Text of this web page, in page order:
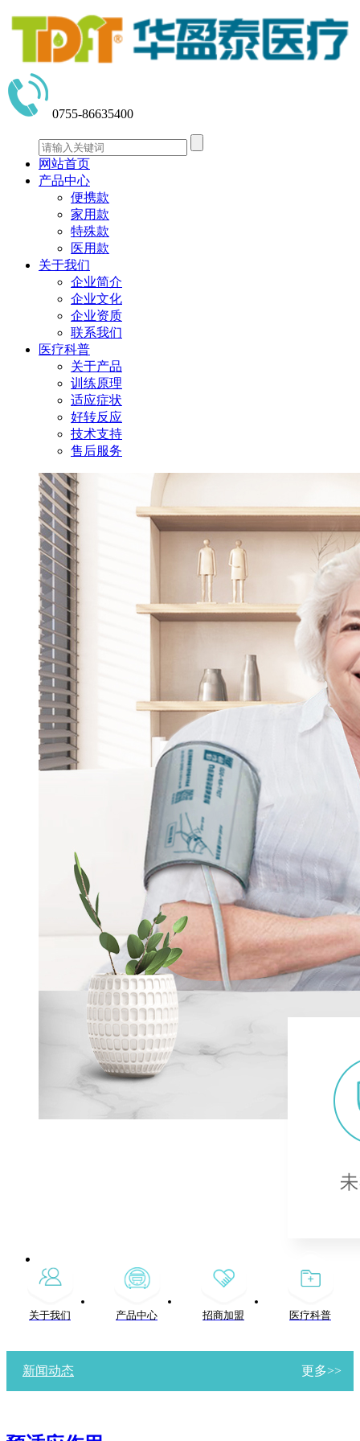
0755-86635400
网站首页
产品中心
便携款
家用款
特殊款
医用款
关于我们
企业简介
企业文化
企业资质
联系我们
医疗科普
关于产品
训练原理
适应症状
好转反应
技术支持
售后服务
关于我们 产品中心 招商加盟 医疗科普
新闻动态 更多>>